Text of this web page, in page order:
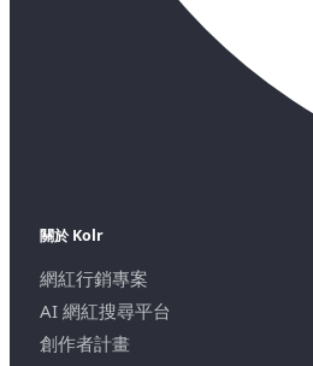
關於 Kolr
網紅行銷專案
AI 網紅搜尋平台
創作者計畫